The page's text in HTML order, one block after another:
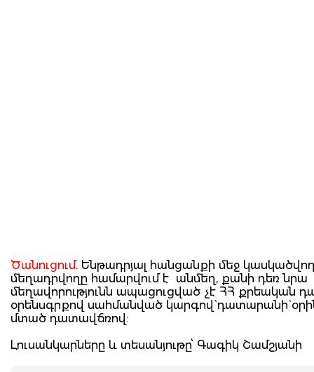
Ծանուցում. Ենթադրյալ հանցանքի մեջ
մեղադրվողը համարվում է անմեղ, քանի դեռ նրա
մեղավորությունն ապացուցված չէ ՀՀ քրեական
օրենսգրքով սահմանված կարգով` դատարանի`
մտած դատավճռով:
Լուսանկարները և տեսանյութը՝ Գագիկ Շամշյանի